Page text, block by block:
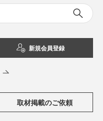
新規会員登録
取材掲載のご依頼